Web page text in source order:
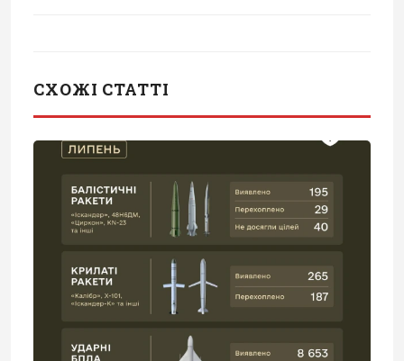
СХОЖІ СТАТТІ